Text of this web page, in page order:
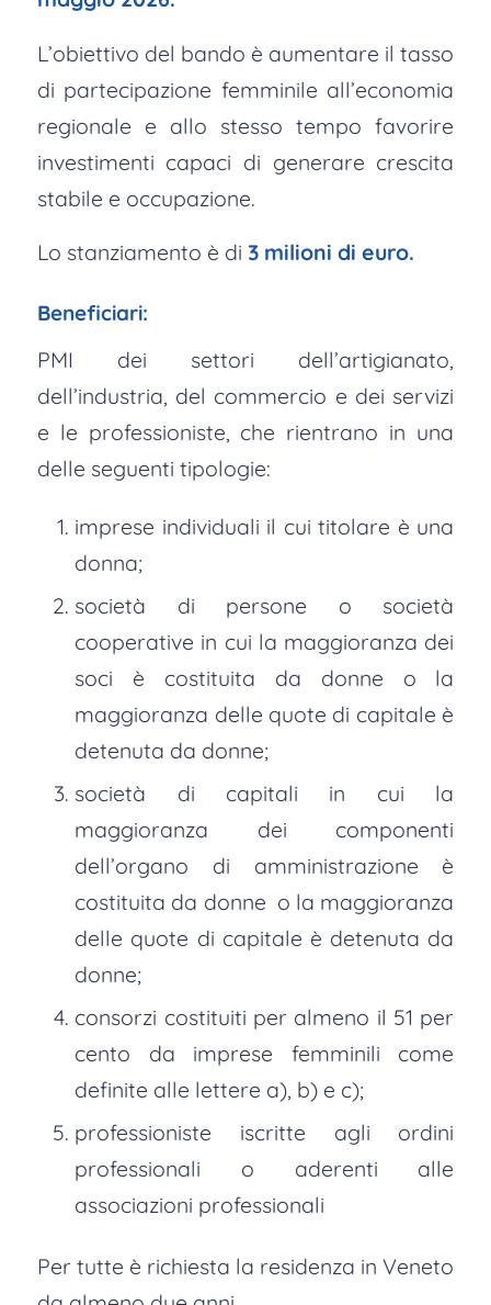
L’obiettivo del bando è aumentare il tasso
di partecipazione femminile all’economia
regionale e allo stesso tempo favorire
investimenti capaci di generare crescita
stabile e occupazione.
Lo stanziamento è di 3 milioni di euro.
Beneficiari:
PMI dei settori dell’artigianato,
dell’industria, del commercio e dei servizi
e le professioniste, che rientrano in una
delle seguenti tipologie:
imprese individuali il cui titolare è una
donna;
società di persone o società
cooperative in cui la maggioranza dei
soci è costituita da donne o la
maggioranza delle quote di capitale è
detenuta da donne;
società di capitali in cui la
maggioranza dei componenti
dell’organo di amministrazione è
costituita da donne o la maggioranza
delle quote di capitale è detenuta da
donne;
consorzi costituiti per almeno il 51 per
cento da imprese femminili come
definite alle lettere a), b) e c);
professioniste iscritte agli ordini
professionali o aderenti alle
associazioni professionali
Per tutte è richiesta la residenza in Veneto